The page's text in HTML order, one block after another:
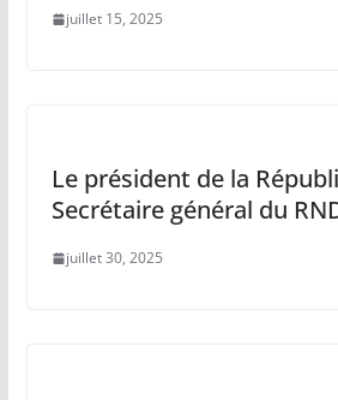
juillet 15, 2025
Le président de la
Secrétaire général du
juillet 30, 2025